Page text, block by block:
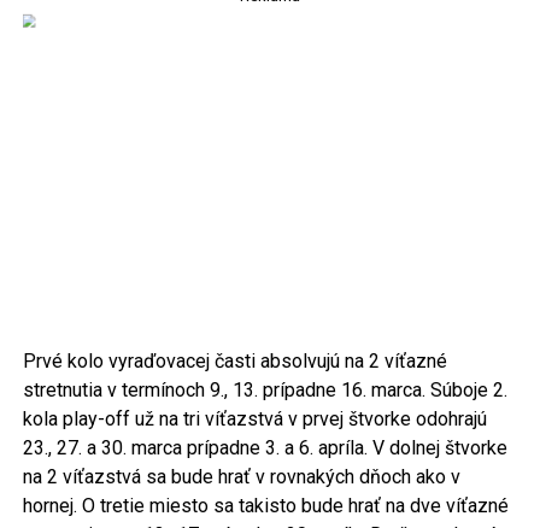
Prvé kolo vyraďovacej časti absolvujú na 2 víťazné
stretnutia v termínoch 9., 13. prípadne 16. marca. Súboje 2.
kola play-off už na tri víťazstvá v prvej štvorke odohrajú
23., 27. a 30. marca prípadne 3. a 6. apríla. V dolnej štvorke
na 2 víťazstvá sa bude hrať v rovnakých dňoch ako v
hornej. O tretie miesto sa takisto bude hrať na dve víťazné